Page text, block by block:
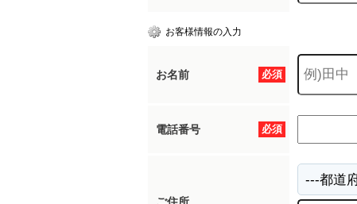
お客様情報の入力
必須
お名前
必須
電話番号